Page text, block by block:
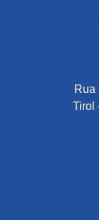
Rua
Tirol